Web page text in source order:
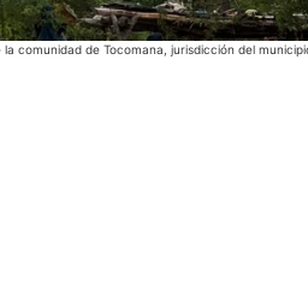
la comunidad de Tocomana, jurisdicción del